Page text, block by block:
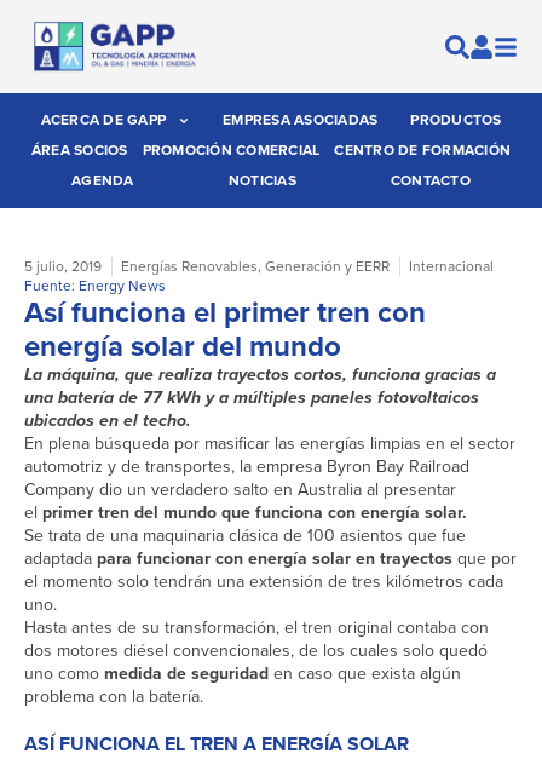
ACERCA DE GAPP EMPRESA ASOCIADAS
PRODUCTOS
ÁREA SOCIOS
PROMOCIÓN COMERCIAL
CENTRO DE FORMACIÓN
AGENDA
NOTICIAS CONTACTO
5 julio, 2019 Energías Renovables, Generación y EERR
Internacional
Fuente: Energy News
Así funciona el primer tren con
energía solar del mundo
La máquina, que realiza trayectos cortos, funciona gracias a
una batería de 77 kWh y a múltiples paneles fotovoltaicos
ubicados en el techo.
En plena búsqueda por masificar las energías limpias en el sector
automotriz y de transportes, la empresa Byron Bay Railroad
Company dio un verdadero salto en Australia al presentar
el primer tren del mundo que funciona con energía solar.
Se trata de una maquinaria clásica de 100 asientos que fue
adaptada para funcionar con energía solar en trayectosque por
el momento solo tendrán una extensión de tres kilómetros cada
uno.
Hasta antes de su transformación, el tren original contaba con
dos motores diésel convencionales, de los cuales solo quedó
uno como medida de seguridaden caso que exista algún
problema con la batería.
ASÍ FUNCIONA EL TREN A ENERGÍA SOLAR